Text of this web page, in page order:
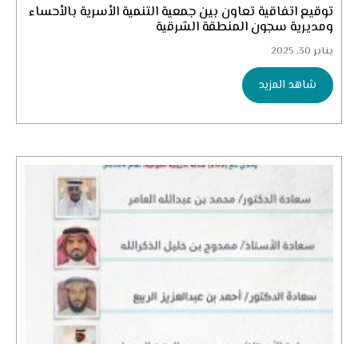
توقيع اتفاقية تعاون بين جمعية التنمية الأسرية بالأحساء
ومديرية سجون المنطقة الشرقية
يناير 30, 2025
شاهد المزيد